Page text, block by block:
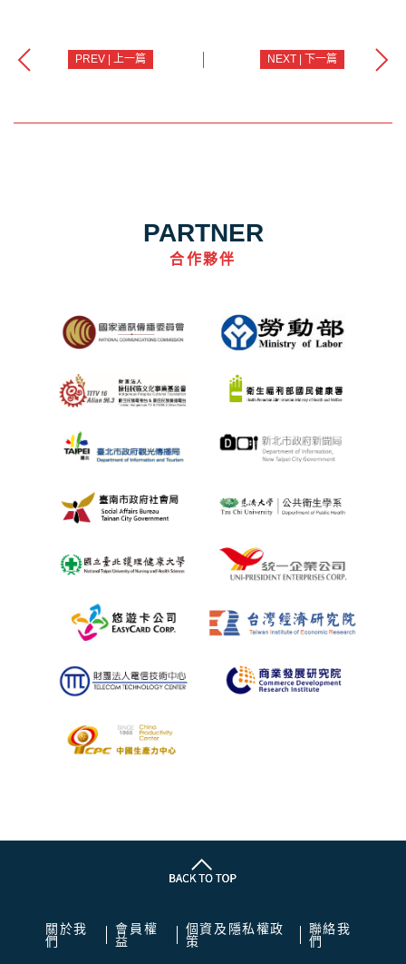
PREV | 上一篇 NEXT | 下一篇
PARTNER
合作夥伴
關於我
們
會員權
益
個資及隱私權政
策
聯絡我
們